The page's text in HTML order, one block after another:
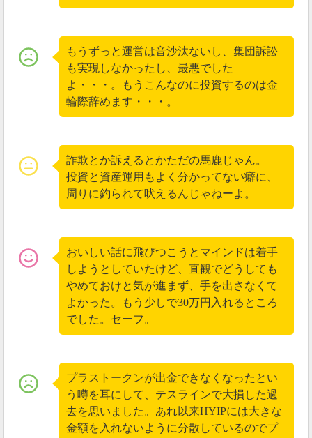
日本語翻訳がないので何を話しているのか分かりませ
真だけではなく、動画まで出すのはかなり珍しいで
す。
また2019年5月10日には、ローマでTessline(テスライン)
のサミットもあったようです。
テスラインに迷惑行為が多発
Tessline(テスライン)はTwitterで盛んに宣伝されて
いますが、 迷惑行為が多発しているようです。
もうずっと運営は音沙汰ないし、集団訴訟
も実現しなかったし、最悪でした
よ・・・。もうこんなのに投資するのは金
輪際辞めます・・・。
詐欺とか訴えるとかただの馬鹿じゃん。
投資と資産運用もよく分かってない癖に、
周りに釣られて吠えるんじゃねーよ。
おいしい話に飛びつこうとマインドは着手
しようとしていたけど、直観でどうしても
やめておけと気が進まず、手を出さなくて
よかった。もう少しで30万円入れるところ
でした。セーフ。
プラストークンが出金できなくなったとい
う噂を耳にして、テスラインで大損した過
去を思いました。あれ以来HYIPには大きな
金額を入れないように分散しているのでプ